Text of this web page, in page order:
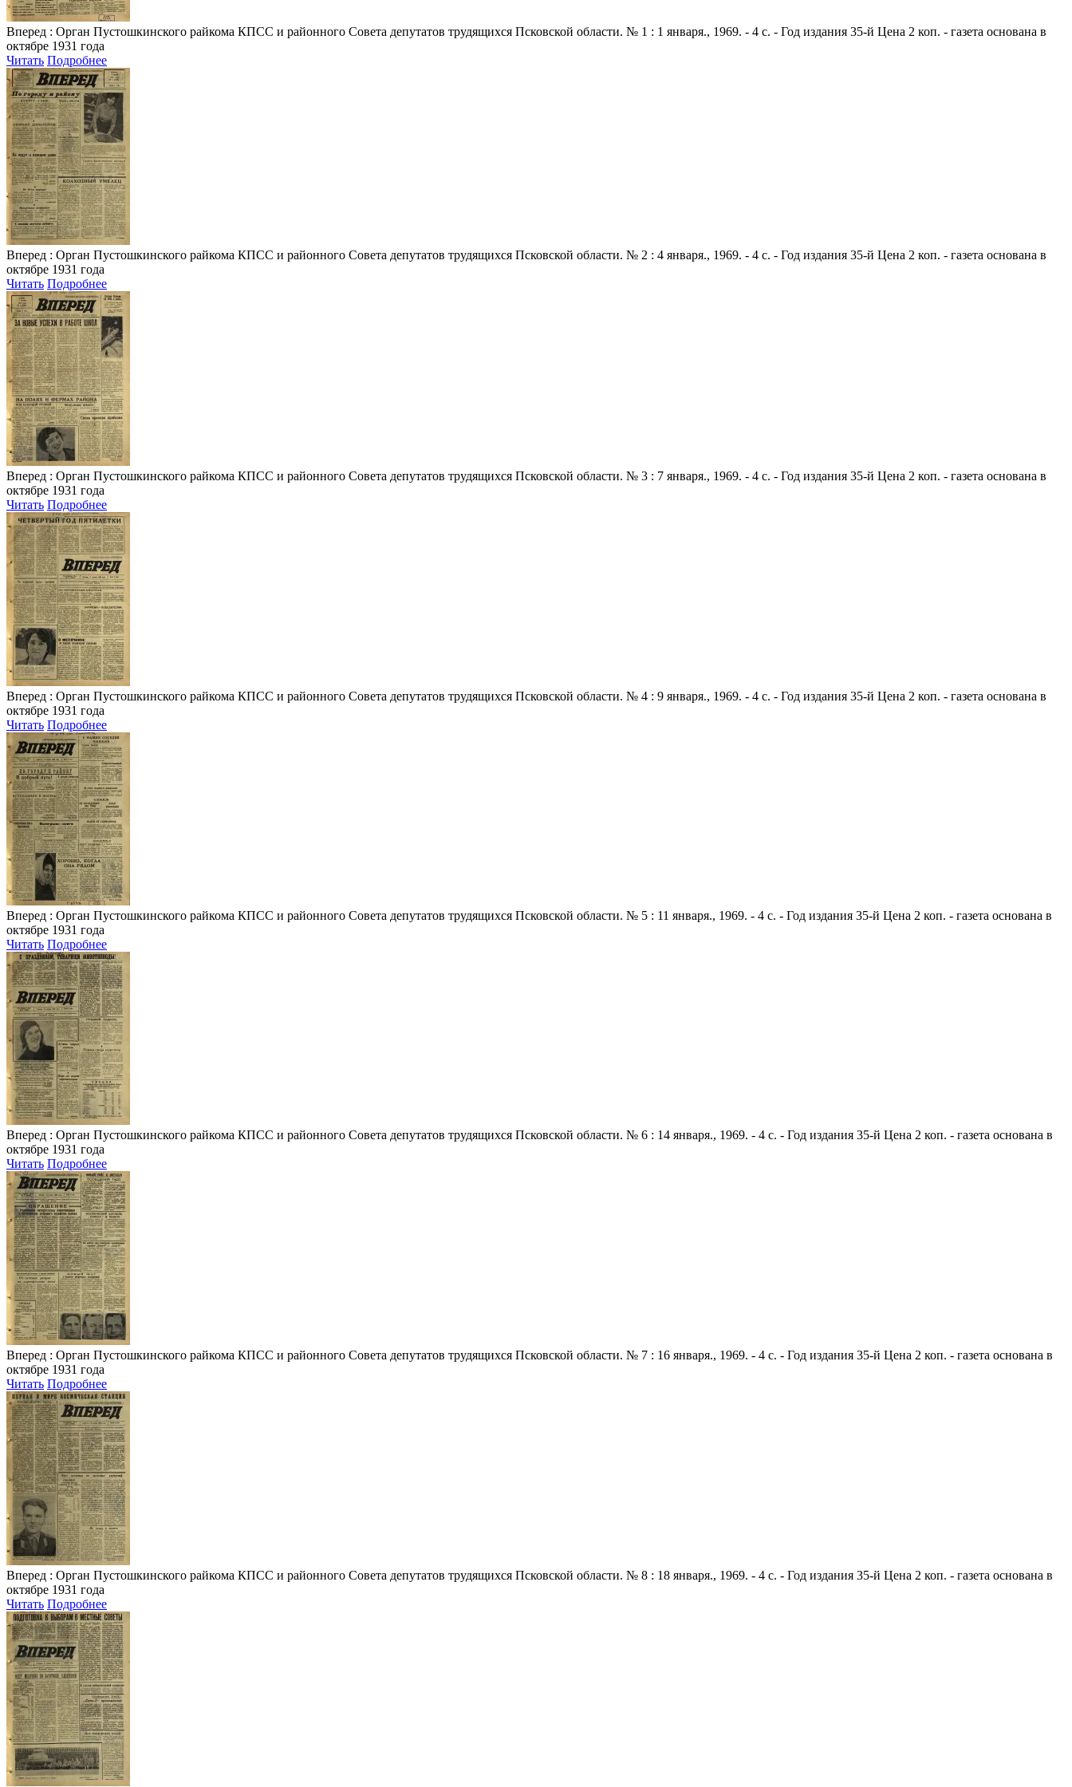
Вперед : Орган Пустошкинского райкома КПСС и районного Совета депутатов трудящихся Псковской области. № 1 : 1 января., 1969. - 4 с. - Год издания 35-й Цена 2 коп. - газета основана в
октябре 1931 года
Читать Подробнее
Вперед : Орган Пустошкинского райкома КПСС и районного Совета депутатов трудящихся Псковской области. № 2 : 4 января., 1969. - 4 с. - Год издания 35-й Цена 2 коп. - газета основана в
октябре 1931 года
Читать Подробнее
Вперед : Орган Пустошкинского райкома КПСС и районного Совета депутатов трудящихся Псковской области. № 3 : 7 января., 1969. - 4 с. - Год издания 35-й Цена 2 коп. - газета основана в
октябре 1931 года
Читать Подробнее
Вперед : Орган Пустошкинского райкома КПСС и районного Совета депутатов трудящихся Псковской области. № 4 : 9 января., 1969. - 4 с. - Год издания 35-й Цена 2 коп. - газета основана в
октябре 1931 года
Читать Подробнее
Вперед : Орган Пустошкинского райкома КПСС и районного Совета депутатов трудящихся Псковской области. № 5 : 11 января., 1969. - 4 с. - Год издания 35-й Цена 2 коп. - газета основана в
октябре 1931 года
Читать Подробнее
Вперед : Орган Пустошкинского райкома КПСС и районного Совета депутатов трудящихся Псковской области. № 6 : 14 января., 1969. - 4 с. - Год издания 35-й Цена 2 коп. - газета основана в
октябре 1931 года
Читать Подробнее
Вперед : Орган Пустошкинского райкома КПСС и районного Совета депутатов трудящихся Псковской области. № 7 : 16 января., 1969. - 4 с. - Год издания 35-й Цена 2 коп. - газета основана в
октябре 1931 года
Читать Подробнее
Вперед : Орган Пустошкинского райкома КПСС и районного Совета депутатов трудящихся Псковской области. № 8 : 18 января., 1969. - 4 с. - Год издания 35-й Цена 2 коп. - газета основана в
октябре 1931 года
Читать Подробнее